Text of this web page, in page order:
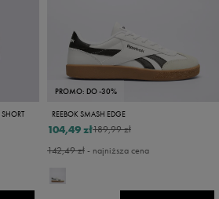
PROMO: DO -30%
REEBOK SMASH EDGE
189,99 zł
104,49 zł
142,49 zł- najniższa cena